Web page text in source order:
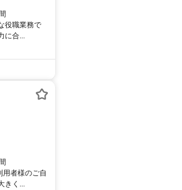
役職業務で
に合...
者様のご自
きく...